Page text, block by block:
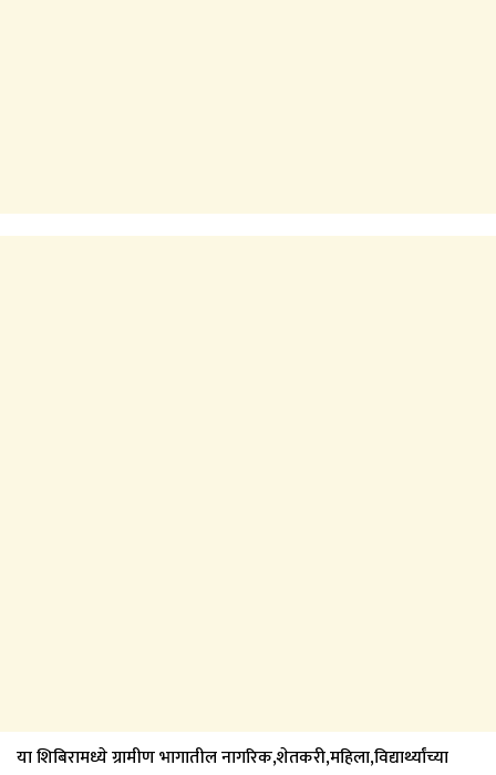
या शिबिरामध्ये ग्रामीण भागातील नागरिक,शेतकरी,महिला,विद्यार्थ्यांच्या